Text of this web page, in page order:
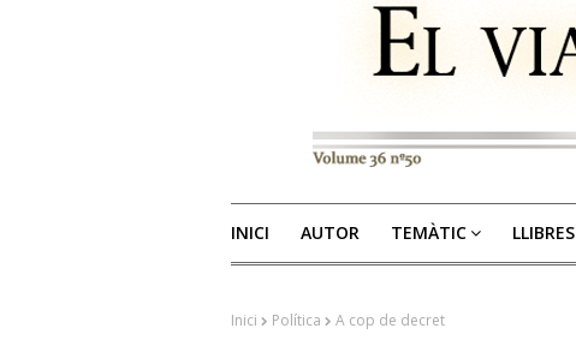
INICI AUTOR TEMÀTIC LLIBRES
Inici Política A cop de decret